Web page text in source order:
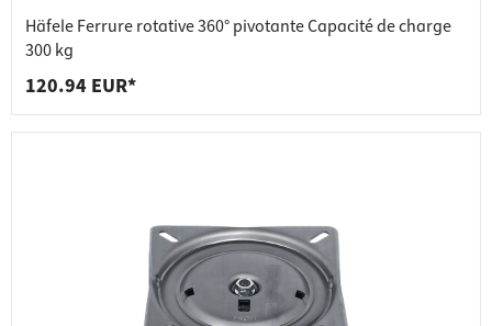
Häfele Ferrure rotative 360° pivotante Capacité de charge
300 kg
120.94 EUR*